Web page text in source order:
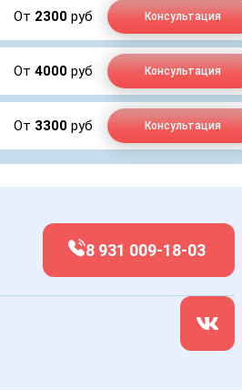
От 2300 руб Консультация
От 4000 руб Консультация
От 3300 руб Консультация
8 931 009-18-03